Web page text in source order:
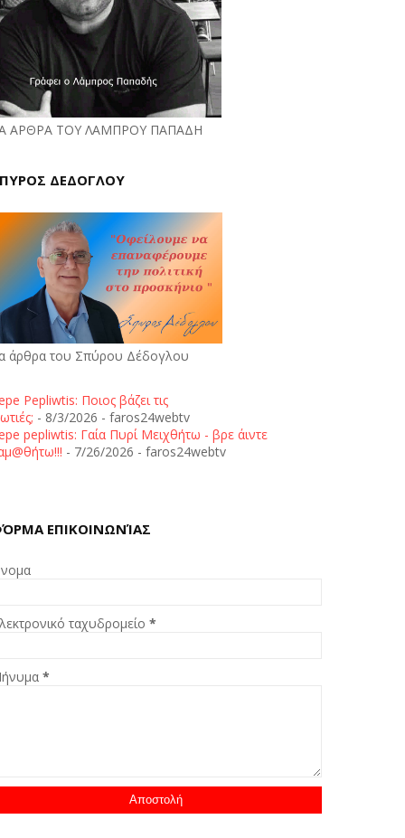
ΑΡΘΡΑ ΤΟΥ ΛΑΜΠΡΟΥ ΠΑΠΑΔΗ
ΔΕΔΟΓΛΟΥ
άρθρα του Σπύρου Δέδογλου
Pepliwtis: Ποιος βάζει τις
- 8/3/2026 - faros24webtv
pepliwtis: Γαία Πυρί Μειχθήτω - βρε άιντε
- 7/26/2026 - faros24webtv
ΕΠΙΚΟΙΝΩΝΊΑΣ
ταχυδρομείο*
*